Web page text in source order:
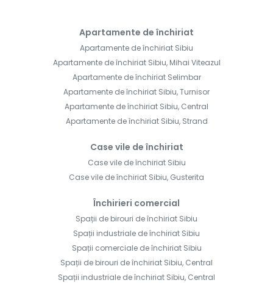
Apartamente de închiriat
Apartamente de închiriat Sibiu
Apartamente de închiriat Sibiu, Mihai Viteazul
Apartamente de închiriat Selimbar
Apartamente de închiriat Sibiu, Turnisor
Apartamente de închiriat Sibiu, Central
Apartamente de închiriat Sibiu, Strand
Case vile de închiriat
Case vile de închiriat Sibiu
Case vile de închiriat Sibiu, Gusterita
Închirieri comercial
Spații de birouri de închiriat Sibiu
Spații industriale de închiriat Sibiu
Spații comerciale de închiriat Sibiu
Spații de birouri de închiriat Sibiu, Central
Spații industriale de închiriat Sibiu, Central